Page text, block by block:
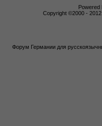
Powered
Copyright ©2000 -
Форум Германии для